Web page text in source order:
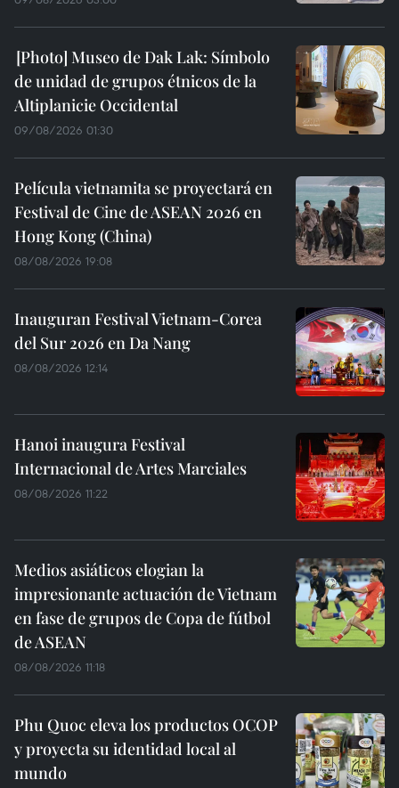
Museo de Dak Lak: Símbolo
de unidad de grupos étnicos de la
Altiplanicie Occidental
09/08/2026 01:30
Película vietnamita se proyectará en
Festival de Cine de ASEAN 2026 en
Hong Kong (China)
08/08/2026 19:08
Inauguran Festival Vietnam-Corea
del Sur 2026 en Da Nang
08/08/2026 12:14
Hanoi inaugura Festival
Internacional de Artes Marciales
08/08/2026 11:22
Medios asiáticos elogian la
impresionante actuación de Vietnam
en fase de grupos de Copa de fútbol
de ASEAN
08/08/2026 11:18
Phu Quoc eleva los productos OCOP
y proyecta su identidad local al
mundo